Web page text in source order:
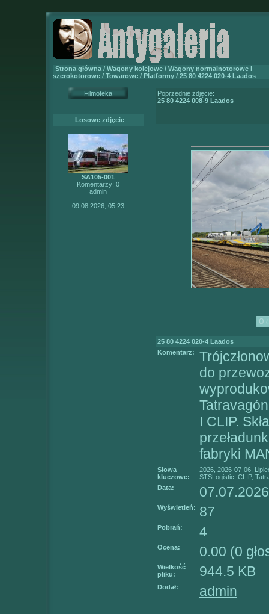
Strona główna/ Wagony kolejowe/ Wagony normalnotorowe i
szerokotorowe/ Towarowe/ Platformy/ 25 80 4224 020-4 Laados
Filmoteka
Losowe zdjęcie
SA105-001
Komentarzy: 0
admin
09.08.2026, 05:23
Poprzednie zdjęcie:
25 80 4224 008-9 Laados
25 80 4224 020-4 Laados
Komentarz:
do
I CLIP.
fabryki
Słowa
kluczowe:
2026, 2026-07-06,
STSLogistic CLIP,
Data:
Wyświetleń: 87
Pobrań: 4
Ocena: 0.00 (0
Wielkość
pliku:
944.5 KB
Dodał: admin